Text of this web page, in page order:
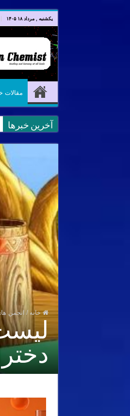
یکشنبه , مرداد ۱۸ ۱۴۰۵
مقالات
آخرین خبرها
خانه / انجمن
دخترانه